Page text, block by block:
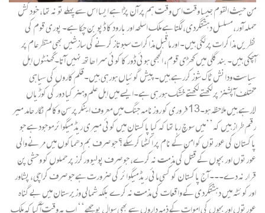
من حیث القوم جیسا وقت اس وقت ہم پر آن پڑا ہے ایسا اس سے پہلے تو نہ تھا، خودکش
حملہ آور، مسلسل دہشتگردی، لگتا ہے ملک اسلحہ اور بارود کا ڈپو بن چکا ہے۔ پوری قوم کی
نظریں مذاکرات پر لگی ہیں۔ اور ماقبل مذاکرات سبوتاز کرنے کی سازشیں بھی منظرعام پر
آچکی ہیں۔ بندگلی میں کھڑی قوم، الجھی ہوئی ڈور کا کوئی سرا ھاتھ نہیں آتا۔گھنٹوں اہل
سیاست ودانش ٹاک شوز کررہے ہیں۔پیش گوئیاں ہورہی ہیں۔قلم کاروں کی سیاہی
مختلف آپشنز پر لکھتے لکھتے خشک ہورہی ہے۔ایسے میں اہل علم وہنر کیا دور کی کوڑیاں
لارہے ہیں ملاحظہ ہو۔13فروری کو روزنامہ جنگ میں معروف اینکر پرسن وکالم نگار حامد میر
رقم طراز ہیں کہ’’میں سوچ رہا تھا کہ کیا پاکستان میں کوئیمیری ریڈ میگوائرموجود ہے جو
پاکستان کی عورتوں کو امن کے نام پر اکٹھا کرسکے؟ جو صرف بم دھماکوں میں مرنے والی
عورتوں اور بچوں کے قتل کی مذمت نہ کرے، جو صرف پولیو ورکرز پر حملوں کو وحشی پن
قرار نہ دے۔۔۔ آج پاکستان کو کسی مائی ریڈمیگوائر کی ضرورت ہے جو صرف کراچی، پشاور
اور کوئٹہ میں دہشتگردی کے واقعات کی مذمت نہ کرے بلکہ شمالی وزیرستان میں بے گناہ
عورتوں اور بچوں کی اموات کے ذمہ داروں سے بھی سوال پوچھے‘‘ اب یہ وقت آگیا کہ ملک